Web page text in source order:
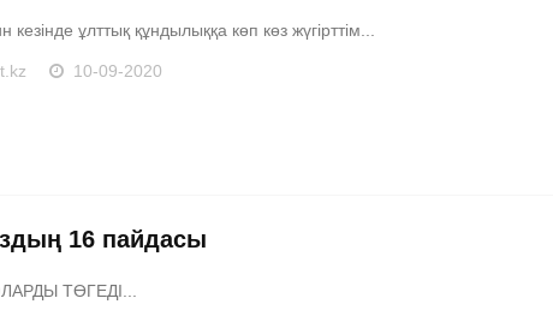
кезінде ұлттық құндылыққа көп көз жүгірттім...
10-09-2020
16 пайдасы
ТӨГЕДІ...